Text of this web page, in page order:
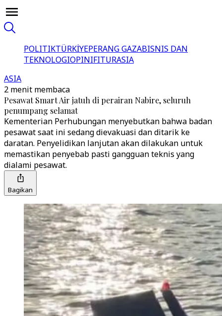
POLITIKTÜRKİYEPERANG GAZABISNIS DAN
TEKNOLOGIOPINIFITURASIA
ASIA
2 menit membaca
Pesawat Smart Air jatuh di perairan Nabire, seluruh
penumpang selamat
Kementerian Perhubungan menyebutkan bahwa badan
pesawat saat ini sedang dievakuasi dan ditarik ke
daratan. Penyelidikan lanjutan akan dilakukan untuk
memastikan penyebab pasti gangguan teknis yang
dialami pesawat.
Bagikan